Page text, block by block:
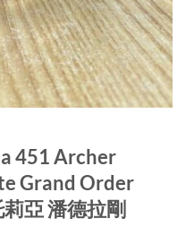
451 Archer
Grand Order
亞 潘德拉剛